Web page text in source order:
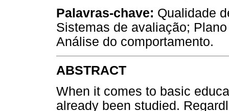
Palavras-chave: Qualidade
Sistemas de avaliação;
Análise do comportamento.
ABSTRACT
When it comes to basic
already been studied.